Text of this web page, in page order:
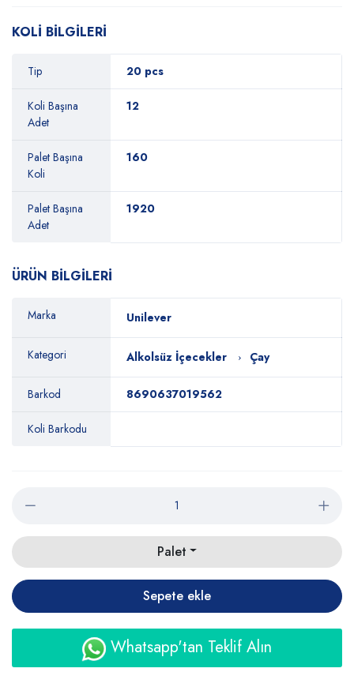
KOLİ BİLGİLERİ
Tip 20 pcs
Koli Başına
Adet
12
Palet Başına
Koli
160
Palet Başına
Adet
1920
ÜRÜN BİLGİLERİ
Marka Unilever
Kategori Alkolsüz İçecekler Çay
Barkod 8690637019562
Koli Barkodu
Palet
Sepete ekle
Whatsapp'tan Teklif Alın